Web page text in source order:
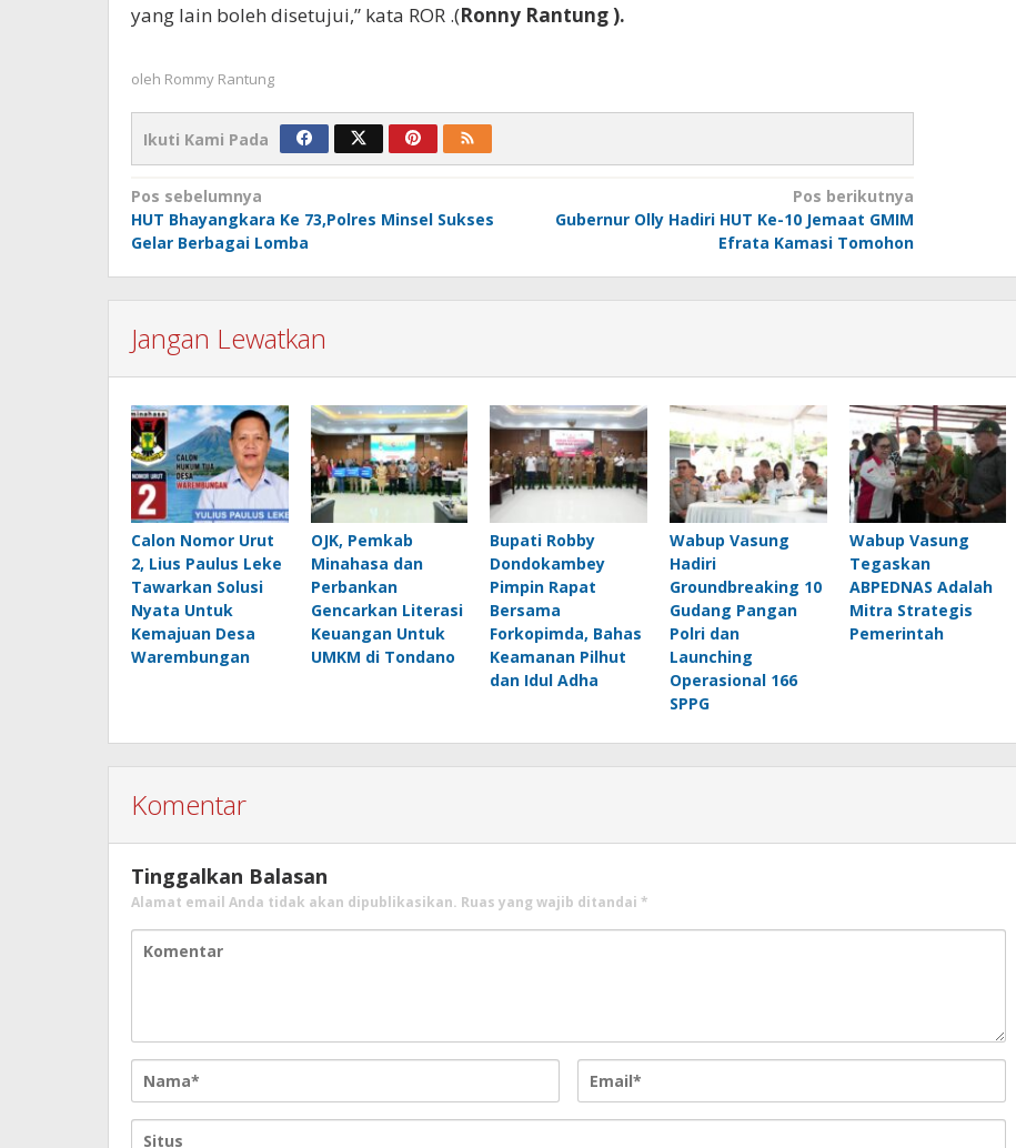
yang lain boleh disetujui,” kata ROR .(Ronny Rantung ).
oleh Rommy Rantung
Ikuti Kami Pada
Navigasi
pos
Pos sebelumnya
HUT Bhayangkara Ke 73,Polres Minsel Sukses
Gelar Berbagai Lomba
Pos berikutnya
Gubernur Olly Hadiri HUT Ke-10 Jemaat GMIM
Efrata Kamasi Tomohon
Jangan Lewatkan
Calon Nomor Urut
2, Lius Paulus Leke
Tawarkan Solusi
Nyata Untuk
Kemajuan Desa
Warembungan
OJK, Pemkab
Minahasa dan
Perbankan
Gencarkan Literasi
Keuangan Untuk
UMKM di Tondano
Bupati Robby
Dondokambey
Pimpin Rapat
Bersama
Forkopimda, Bahas
Keamanan Pilhut
dan Idul Adha
Wabup Vasung
Hadiri
Groundbreaking 10
Gudang Pangan
Polri dan
Launching
Operasional 166
SPPG
Wabup Vasung
Tegaskan
ABPEDNAS Adalah
Mitra Strategis
Pemerintah
Komentar
Tinggalkan Balasan
Alamat email Anda tidak akan dipublikasikan. Ruas yang wajib ditandai *